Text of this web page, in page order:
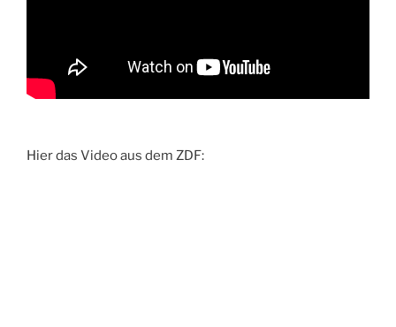
Hier das Video aus dem ZDF: